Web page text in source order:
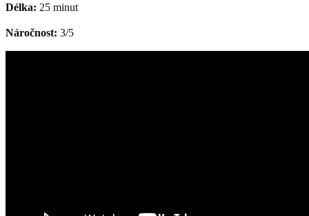
Délka: 25 minut
Náročnost: 3/5